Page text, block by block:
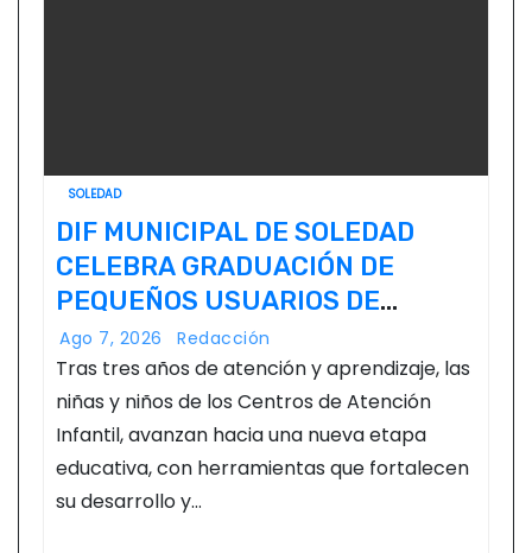
SOLEDAD
DIF MUNICIPAL DE SOLEDAD
CELEBRA GRADUACIÓN DE
PEQUEÑOS USUARIOS DE
ESTANCIAS “CAPULLITOS 1 Y 2”
Ago 7, 2026 Redacción
Tras tres años de atención y aprendizaje, las
niñas y niños de los Centros de Atención
Infantil, avanzan hacia una nueva etapa
educativa, con herramientas que fortalecen
su desarrollo y…